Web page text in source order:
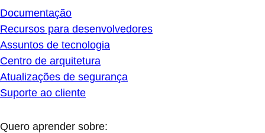
Documentação
Recursos para desenvolvedores
Assuntos de tecnologia
Centro de arquitetura
Atualizações de segurança
Suporte ao cliente
Quero aprender sobre: